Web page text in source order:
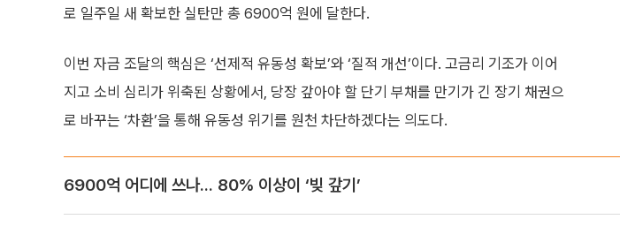
로 일주일 새 확보한 실탄만 총 6900억 원에 달한다.
이번 자금 조달의 핵심은 ‘선제적 유동성 확보’와 ‘질적 개선’이다. 고금리 기조가 이어
지고 소비 심리가 위축된 상황에서, 당장 갚아야 할 단기 부채를 만기가 긴 장기 채권으
로 바꾸는 ‘차환’을 통해 유동성 위기를 원천 차단하겠다는 의도다.
6900억 어디에 쓰나... 80% 이상이 ‘빚 갚기’